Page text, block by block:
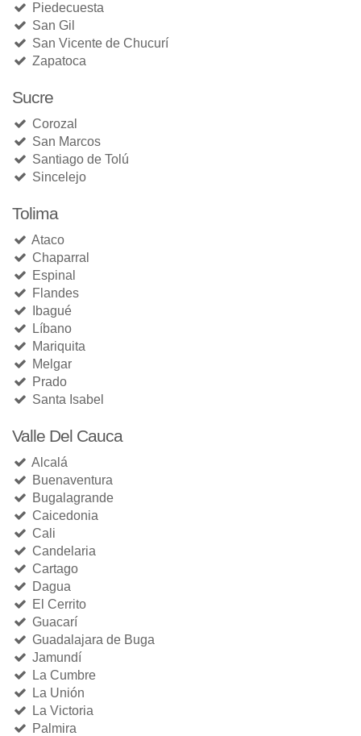
Piedecuesta
San Gil
San Vicente de Chucurí
Zapatoca
Sucre
Corozal
San Marcos
Santiago de Tolú
Sincelejo
Tolima
Ataco
Chaparral
Espinal
Flandes
Ibagué
Líbano
Mariquita
Melgar
Prado
Santa Isabel
Valle Del Cauca
Alcalá
Buenaventura
Bugalagrande
Caicedonia
Cali
Candelaria
Cartago
Dagua
El Cerrito
Guacarí
Guadalajara de Buga
Jamundí
La Cumbre
La Unión
La Victoria
Palmira